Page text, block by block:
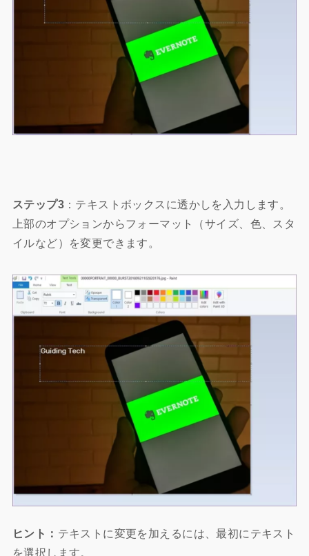
ステップ3：テキストボックスに透かしを入力します。
上部のオプションからフォーマット（サイズ、色、スタ
イルなど）を変更できます。
ヒント： テキストに変更を加えるには、最初にテキスト
を選択します。